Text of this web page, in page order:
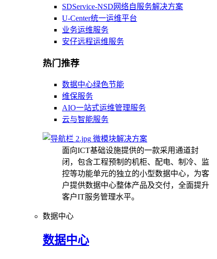
SDService-NSD网络自服务解决方案
U-Center统一运维平台
业务运维服务
安仔远程运维服务
热门推荐
数据中心绿色节能
维保服务
AIO一站式运维管理服务
云与智能服务
微模块解决方案
面向ICT基础设施提供的一款采用通道封
闭，包含工程预制的机柜、配电、制冷、监
控等功能单元的独立的小型数据中心，为客
户提供数据中心整体产品及交付，全面提升
客户IT服务管理水平。
数据中心
数据中心